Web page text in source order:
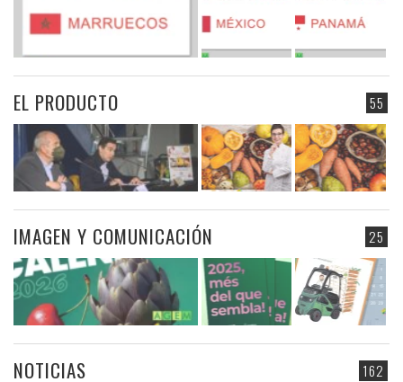
55
EL PRODUCTO
25
IMAGEN Y COMUNICACIÓN
162
NOTICIAS